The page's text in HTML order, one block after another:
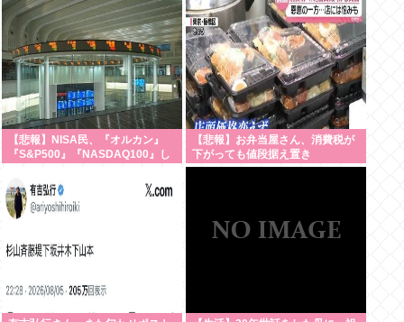
【悲報】NISA民、『オルカン』
『S&P500』『NASDAQ100』し
【悲報】お弁当屋さん、消費税が
下がっても値段据え置き